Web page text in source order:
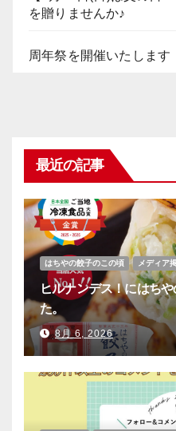
を贈りませんか♪
周年祭を開催いたします
最近の記事
はちやの餃子のこの頃 メディア
ヒルナンデス！にはち
た。
8月 6, 2026